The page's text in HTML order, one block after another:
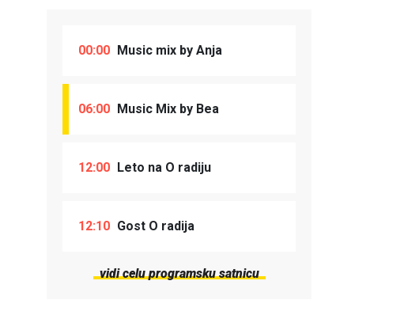
00:00 Music mix by Anja
06:00 Music Mix by Bea
12:00 Leto na O radiju
12:10 Gost O radija
vidi celu programsku satnicu